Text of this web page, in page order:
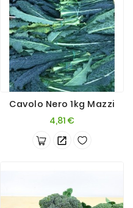
Cavolo Nero 1kg Mazzi
4,81 €Prezzo